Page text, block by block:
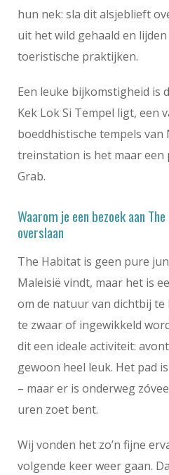
hun nek: sla dit alsjeblieft
uit het wild gehaald en
toeristische praktijken.
Een leuke bijkomstigheid is
Kek Lok Si Tempel ligt, een
boeddhistische tempels van
treinstation is het maar een
Grab.
Waarom je een bezoek aan
overslaan
The Habitat is geen pure
Maleisië vindt, maar het is
om de natuur van dichtbij
te zwaar of ingewikkeld
dit een ideale activiteit:
gewoon heel leuk. Het pad
– maar er is onderweg
uren zoet bent.
Wij vonden het zo’n fijne
volgende keer weer gaan.